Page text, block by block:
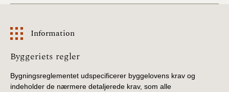
Information
Information
Byggeriets regler
Bygningsreglementet udspecificerer byggelovens krav og
indeholder de nærmere detaljerede krav, som alle